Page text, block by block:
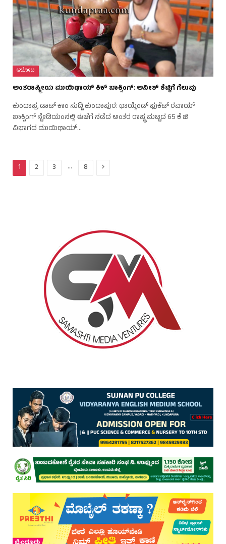
ಆಟೋಟ
ಅಂತರಾಷ್ಟ್ರೀಯ ಮುಯಿಥಾಯ್ ಕಿಕ್‌ ಬಾಕ್ಸಿಂಗ್‌: ಅನೀಶ್‌ ಶೆಟ್ಟಿಗೆ ಗೆಲುವು
ಕುಂದಾಪ್ರ ಡಾಟ್ ಕಾಂ ಸುದ್ದಿ ಕುಂದಾಪುರ: ಥಾಯ್ಲೆಂಡ್‌ ಫುಕೆಟ್‌ ರವಾಯ್
ಬಾಕ್ಸಿಂಗ್ ಸ್ಟೇಡಿಯಂನಲ್ಲಿ ಈಚೆಗೆ ನಡೆದ ಅಂತರ ರಾಷ್ಟ್ರ ಮಟ್ಟದ 65 ಕೆ ಜಿ
ವಿಭಾಗದ ಮುಯಿಥಾಯ್…
1 2 3 … 8 Next